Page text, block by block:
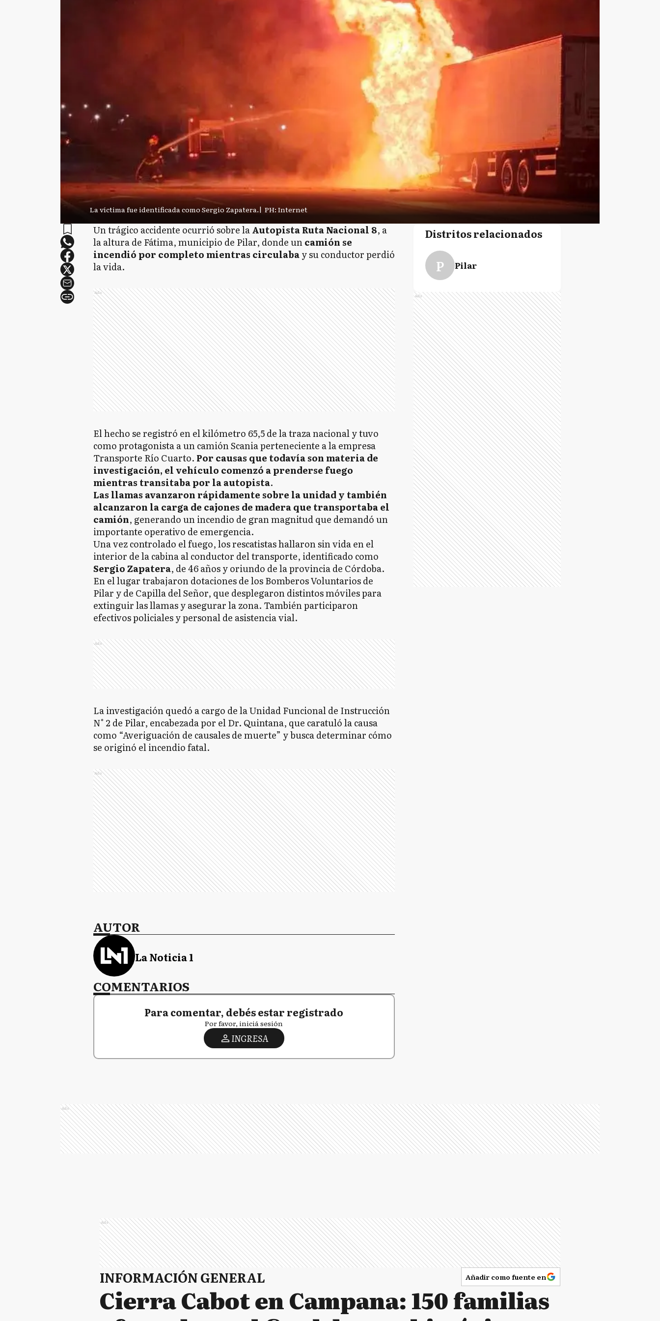
La víctima fue identificada como Sergio Zapatera.| PH: Internet
Un trágico accidente ocurrió sobre laAutopista Ruta Nacional 8, a
la altura de Fátima, municipio de Pilar, donde uncamión se
incendió por completo mientras circulabay su conductor perdió
la vida.
Ads
El hecho se registró en el kilómetro 65,5 de la traza nacional y tuvo
como protagonista a un camión Scania perteneciente a la empresa
Transporte Río Cuarto. Por causas que todavía son materia de
investigación, el vehículo comenzó a prenderse fuego
mientras transitaba por la autopista.
Las llamas avanzaron rápidamente sobre la unidad y también
alcanzaron la carga de cajones de madera que transportaba el
camión, generando un incendio de gran magnitud que demandó un
importante operativo de emergencia.
Una vez controlado el fuego, los rescatistas hallaron sin vida en el
interior de la cabina al conductor del transporte, identificado como
Sergio Zapatera, de 46 años y oriundo de la provincia de Córdoba.
En el lugar trabajaron dotaciones de los Bomberos Voluntarios de
Pilar y de Capilla del Señor, que desplegaron distintos móviles para
extinguir las llamas y asegurar la zona. También participaron
efectivos policiales y personal de asistencia vial.
Ads
La investigación quedó a cargo de la Unidad Funcional de Instrucción
N° 2 de Pilar, encabezada por el Dr. Quintana, que caratuló la causa
como “Averiguación de causales de muerte” y busca determinar cómo
se originó el incendio fatal.
Ads
AUTOR
La Noticia 1
COMENTARIOS
Para comentar, debés estar registrado
Por favor, iniciá sesión
INGRESA
Distritos relacionados
P Pilar
Ads
Ads
Ads
INFORMACIÓN GENERAL Añadir como fuente en
Cierra Cabot en Campana: 150 familias